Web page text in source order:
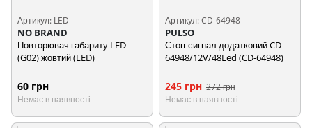
Артикул: LED
NO BRAND
Повторювач габариту LED
(G02) жовтий (LED)
60 грн
Немає в наявності
Артикул: CD-64948
PULSO
Стоп-сигнал додатковий CD-
64948/12V/48Led (CD-64948)
245 грн 272 грн
Немає в наявності